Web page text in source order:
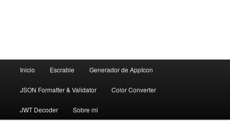
Inicio Escrable Generador de AppIcon
JSON Formatter & Validator Color Converter
JWT Decoder Sobre mi